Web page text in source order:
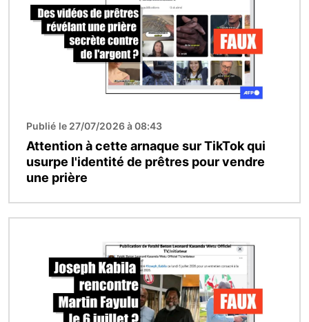
Publié le 27/07/2026 à 08:43
Attention à cette arnaque sur TikTok qui
usurpe l'identité de prêtres pour vendre
une prière